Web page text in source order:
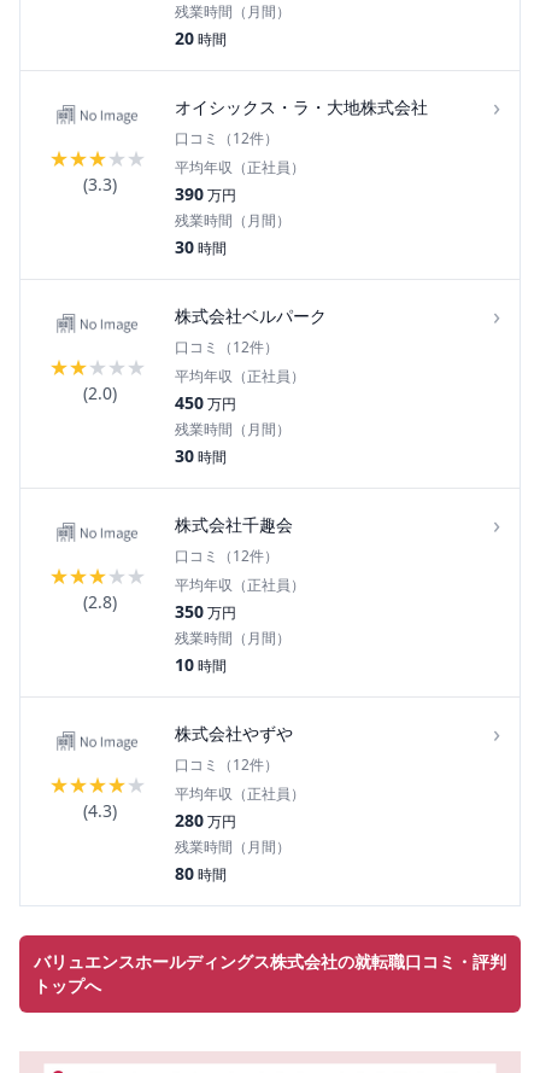
残業時間（月間）
20時間
★★★★★
(3.3)
オイシックス・ラ・大地株式会社 ›
口コミ（12件）
平均年収（正社員）
390万円
残業時間（月間）
30時間
★★★★★
(2.0)
株式会社ベルパーク ›
口コミ（12件）
平均年収（正社員）
450万円
残業時間（月間）
30時間
★★★★★
(2.8)
株式会社千趣会 ›
口コミ（12件）
平均年収（正社員）
350万円
残業時間（月間）
10時間
★★★★★
(4.3)
株式会社やずや ›
口コミ（12件）
平均年収（正社員）
280万円
残業時間（月間）
80時間
バリュエンスホールディングス株式会社の就転職口コミ・評判
トップへ